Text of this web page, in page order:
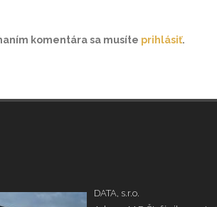
komentára sa musíte prihlásiť.
DATA, s.r.o.